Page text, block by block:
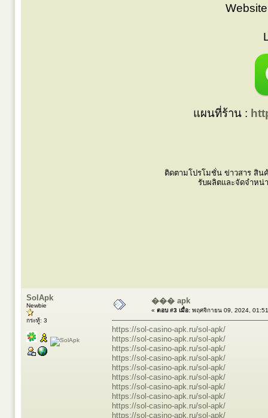
แผนที่ร้าน :
ติดตามโปรโมชั่น ข่าวสาร สิน
รับผลิตและจัดจำหน่
SolApk
Newbie
กระทู้: 3
��� apk
« ตอบ #3 เมื่อ: พฤศจิกายน 09, 2024,
https://sol-casino-apk.ru/sol-apk/
https://sol-casino-apk.ru/sol-apk/
https://sol-casino-apk.ru/sol-apk/
https://sol-casino-apk.ru/sol-apk/
https://sol-casino-apk.ru/sol-apk/
https://sol-casino-apk.ru/sol-apk/
https://sol-casino-apk.ru/sol-apk/
https://sol-casino-apk.ru/sol-apk/
https://sol-casino-apk.ru/sol-apk/
https://sol-casino-apk.ru/sol-apk/